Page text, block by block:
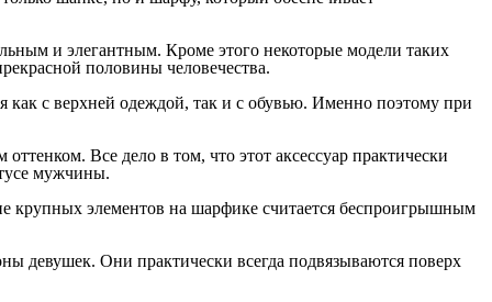
и элегантным. Кроме этого некоторые модели таких
половины человечества.
как с верхней одеждой, так и с обувью. Именно поэтому при
Все дело в том, что этот аксессуар практически
мужчины.
крупных элементов на шарфике считается беспроигрышным
девушек. Они практически всегда подвязываются поверх